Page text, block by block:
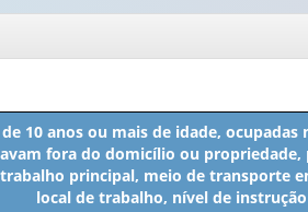
10 anos ou mais de idade,
fora do domicílio ou
principal, meio de transporte
local de trabalho, nível de